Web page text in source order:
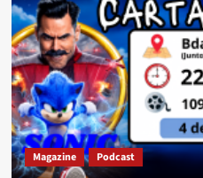
Magazine Podcast